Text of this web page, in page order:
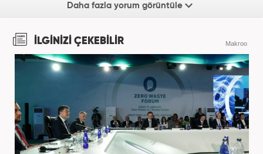
Daha fazla yorum görüntüle
İLGİNİZİ ÇEKEBİLİR Makroo